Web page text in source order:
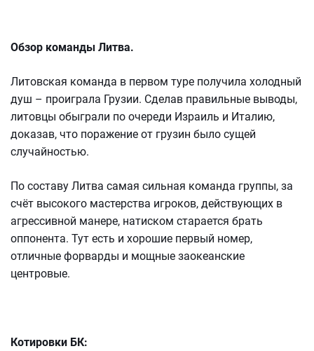
Обзор команды Литва.
Литовская команда в первом туре получила холодный
душ – проиграла Грузии. Сделав правильные выводы,
литовцы обыграли по очереди Израиль и Италию,
доказав, что поражение от грузин было сущей
случайностью.
По составу Литва самая сильная команда группы, за
счёт высокого мастерства игроков, действующих в
агрессивной манере, натиском старается брать
оппонента. Тут есть и хорошие первый номер,
отличные форварды и мощные заокеанские
центровые.
Котировки БК: